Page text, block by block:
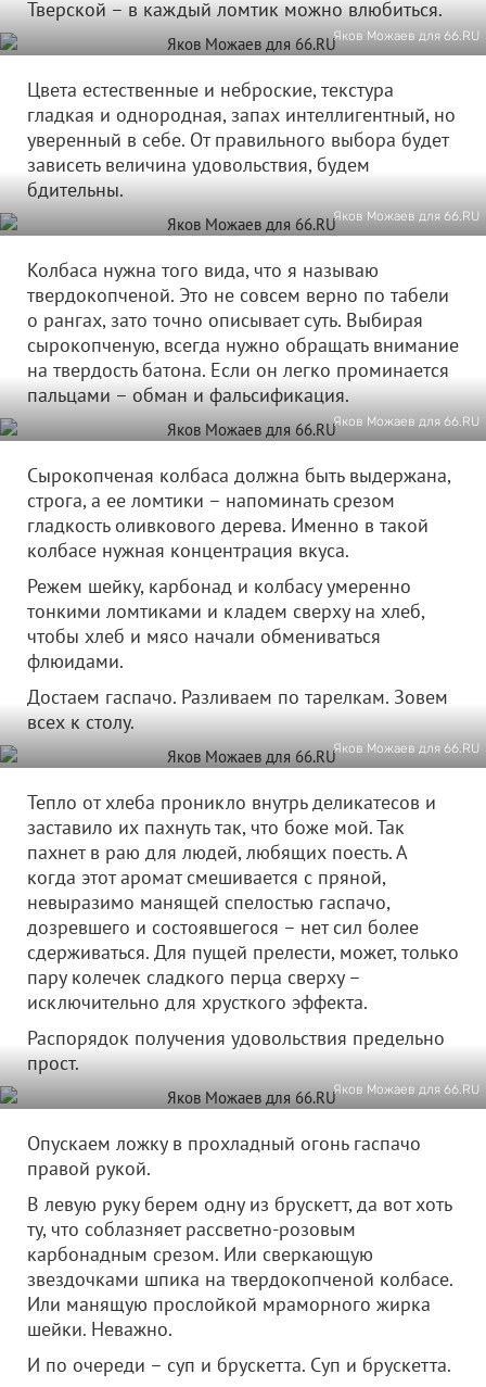
Тверской – в каждый ломтик можно влюбиться.
Яков Можаев для 66.RU
Цвета естественные и неброские, текстура
гладкая и однородная, запах интеллигентный, но
уверенный в себе. От правильного выбора будет
зависеть величина удовольствия, будем
бдительны.
Яков Можаев для 66.RU
Колбаса нужна того вида, что я называю
твердокопченой. Это не совсем верно по табели
о рангах, зато точно описывает суть. Выбирая
сырокопченую, всегда нужно обращать внимание
на твердость батона. Если он легко проминается
пальцами – обман и фальсификация.
Яков Можаев для 66.RU
Сырокопченая колбаса должна быть выдержана,
строга, а ее ломтики – напоминать срезом
гладкость оливкового дерева. Именно в такой
колбасе нужная концентрация вкуса.
Режем шейку, карбонад и колбасу умеренно
тонкими ломтиками и кладем сверху на хлеб,
чтобы хлеб и мясо начали обмениваться
флюидами.
Достаем гаспачо. Разливаем по тарелкам. Зовем
всех к столу.
Яков Можаев для 66.RU
Тепло от хлеба проникло внутрь деликатесов и
заставило их пахнуть так, что боже мой. Так
пахнет в раю для людей, любящих поесть. А
когда этот аромат смешивается с пряной,
невыразимо манящей спелостью гаспачо,
дозревшего и состоявшегося – нет сил более
сдерживаться. Для пущей прелести, может, только
пару колечек сладкого перца сверху –
исключительно для хрусткого эффекта.
Распорядок получения удовольствия предельно
прост.
Яков Можаев для 66.RU
Опускаем ложку в прохладный огонь гаспачо
правой рукой.
В левую руку берем одну из брускетт, да вот хоть
ту, что соблазняет рассветно-розовым
карбонадным срезом. Или сверкающую
звездочками шпика на твердокопченой колбасе.
Или манящую прослойкой мраморного жирка
шейки. Неважно.
И по очереди – суп и брускетта. Суп и брускетта.